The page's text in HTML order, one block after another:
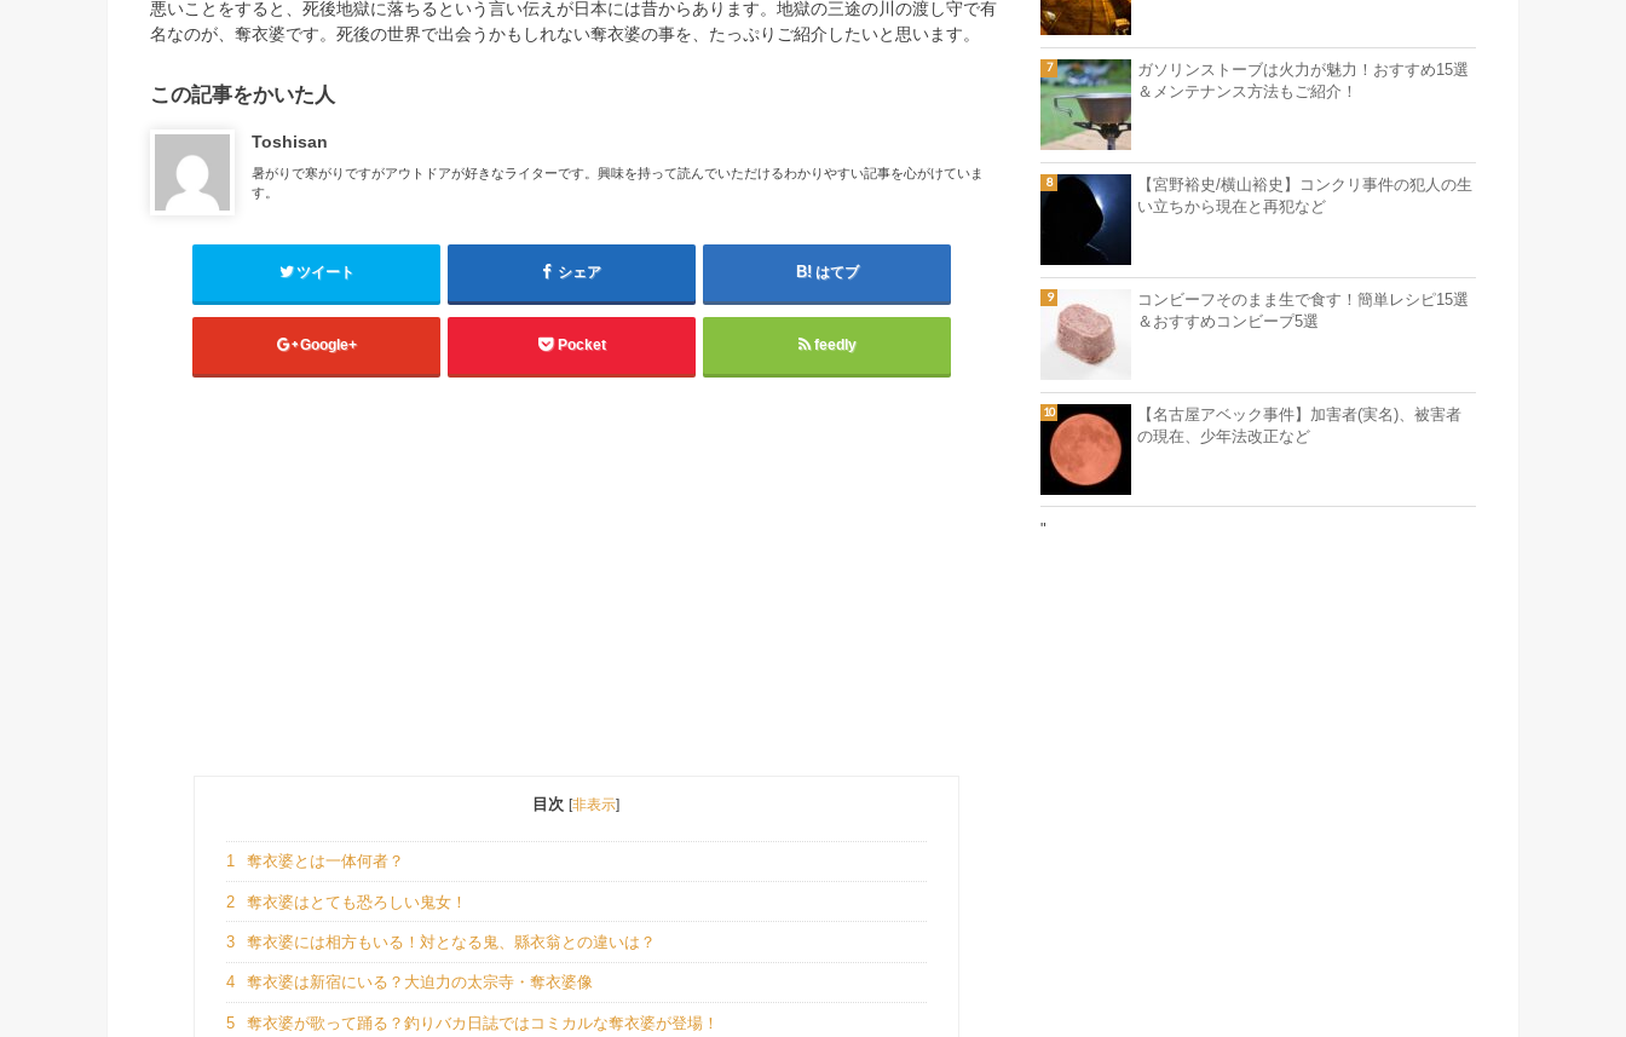
悪いことをすると、死後地獄に落ちるという言い伝えが日本には昔からあります。地獄の三途の川の渡し守で有
名なのが、奪衣婆です。死後の世界で出会うかもしれない奪衣婆の事を、たっぷりご紹介したいと思います。
この記事をかいた人
Toshisan
暑がりで寒がりですがアウトドアが好きなライターです。興味を持って読んでいただけるわかりやすい記事を心がけていま
す。
ツイート シェア はてブ
Google+ Pocket feedly
目次 [非表示]
1 奪衣婆とは一体何者？
2 奪衣婆はとても恐ろしい鬼女！
3 奪衣婆には相方もいる！対となる鬼、縣衣翁との違いは？
4 奪衣婆は新宿にいる？大迫力の太宗寺・奪衣婆像
5 奪衣婆が歌って踊る？釣りバカ日誌ではコミカルな奪衣婆が登場！
ガソリンストーブは火力が魅力！おすすめ15選
＆メンテナンス方法もご紹介！
【宮野裕史/横山裕史】コンクリ事件の犯人の生
い立ちから現在と再犯など
コンビーフそのまま生で食す！簡単レシピ15選
＆おすすめコンビープ5選
【名古屋アベック事件】加害者(実名)、被害者
の現在、少年法改正など
"